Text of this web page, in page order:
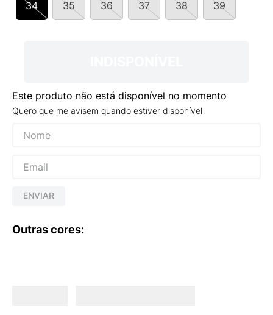
34 35 36 37 38 39
Este produto não está disponível no momento
Quero que me avisem quando estiver disponível
ENVIAR
Outras cores:
º
VANS TÊNIS VANS ULTRARANGE